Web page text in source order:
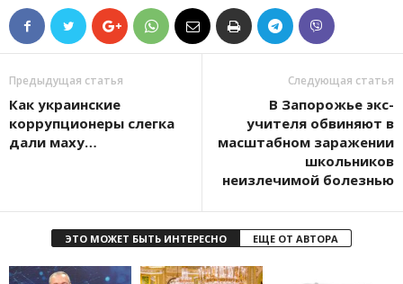
Предыдущая статья
Как украинские
коррупционеры слегка
дали маху…
Следующая статья
В Запорожье экс-
учителя обвиняют в
масштабном заражении
школьников
неизлечимой болезнью
ЭТО МОЖЕТ БЫТЬ ИНТЕРЕСНО ЕЩЕ ОТ АВТОРА